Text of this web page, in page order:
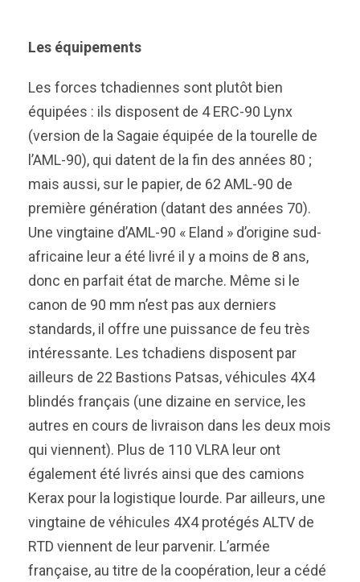
Les équipements
Les forces tchadiennes sont plutôt bien
équipées : ils disposent de 4 ERC-90 Lynx
(version de la Sagaie équipée de la tourelle de
l’AML-90), qui datent de la fin des années 80 ;
mais aussi, sur le papier, de 62 AML-90 de
première génération (datant des années 70).
Une vingtaine d’AML-90 « Eland » d’origine sud-
africaine leur a été livré il y a moins de 8 ans,
donc en parfait état de marche. Même si le
canon de 90 mm n’est pas aux derniers
standards, il offre une puissance de feu très
intéressante. Les tchadiens disposent par
ailleurs de 22 Bastions Patsas, véhicules 4X4
blindés français (une dizaine en service, les
autres en cours de livraison dans les deux mois
qui viennent). Plus de 110 VLRA leur ont
également été livrés ainsi que des camions
Kerax pour la logistique lourde. Par ailleurs, une
vingtaine de véhicules 4X4 protégés ALTV de
RTD viennent de leur parvenir. L’armée
française, au titre de la coopération, leur a cédé